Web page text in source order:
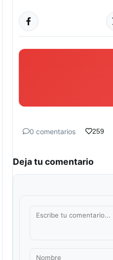
0 comentarios 259
Deja tu comentario